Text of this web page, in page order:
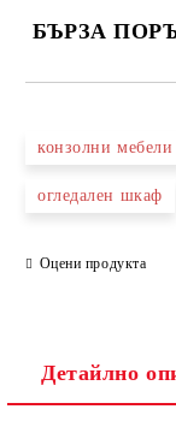
БЪРЗА
Съгласен
конзолни мебели
огледален шкаф
Оцени продукта
Детайлно